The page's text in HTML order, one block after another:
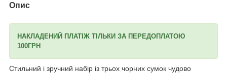
Опис
НАКЛАДЕНИЙ ПЛАТІЖ ТІЛЬКИ ЗА ПЕРЕДОПЛАТОЮ
100ГРН
Стильний і зручний набір із трьох чорних сумок чудово